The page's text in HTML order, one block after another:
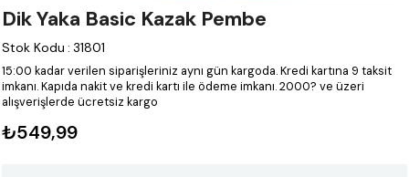
Dik Yaka Basic Kazak Pembe
Stok Kodu : 31801
15:00 kadar verilen siparişleriniz aynı gün kargoda.Kredi kartına 9 taksit
imkanı.Kapıda nakit ve kredi kartı ile ödeme imkanı.2000? ve üzeri
alışverişlerde ücretsiz kargo
₺549,99